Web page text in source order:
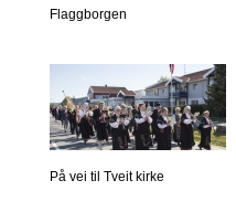
Flaggborgen
På vei til Tveit kirke